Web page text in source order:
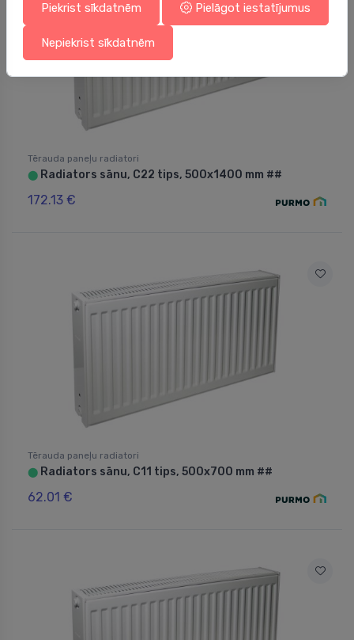
Tērauda paneļu radiatori
⬤ Radiators sānu, C22 tips, 500x1400 mm ##
172.13 €
Tērauda paneļu radiatori
⬤ Radiators sānu, C11 tips, 500x700 mm ##
62.01 €
Piekrist sīkdatnēm Pielāgot iestatījumus
Nepiekrist sīkdatnēm